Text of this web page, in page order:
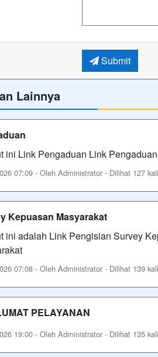
Submit
Lainnya
ini Link Pengaduan Link Pengaduan
07:09 - Oleh Administrator - Dilihat 127 kali
Kepuasan Masyarakat
ini adalah Link Pengisian Survey
07:08 - Oleh Administrator - Dilihat 139 kali
PELAYANAN
19:00 - Oleh Administrator - Dilihat 135 kali